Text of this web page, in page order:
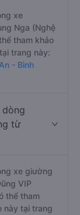
xe
Nga (Nghệ
tham khảo
trang này:
- Bình
dòng
từ
xe giường
VIP
thể tham
này tại trang